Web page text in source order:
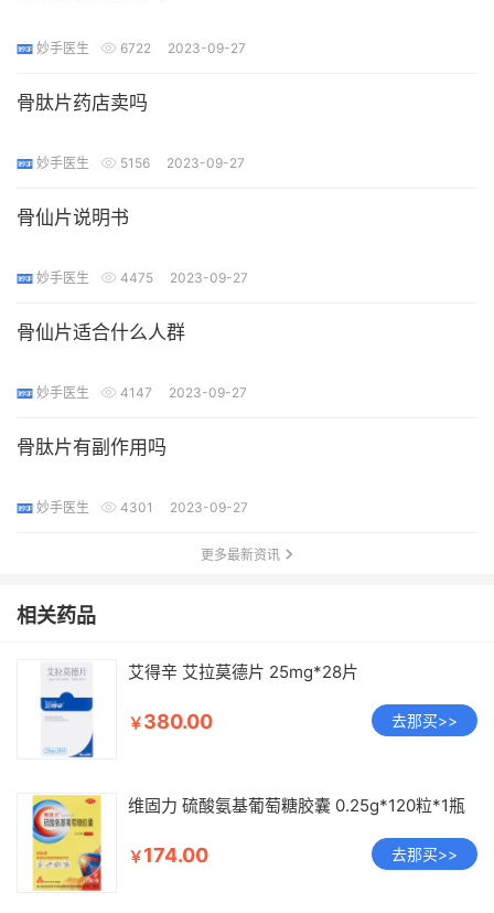
妙手医生 6722 2023-09-27
骨肽片药店卖吗
妙手医生 5156 2023-09-27
骨仙片说明书
妙手医生 4475 2023-09-27
骨仙片适合什么人群
妙手医生 4147 2023-09-27
骨肽片有副作用吗
妙手医生 4301 2023-09-27
更多最新资讯
相关药品
艾得辛 艾拉莫德片 25mg*28片
￥380.00 去那买>>
维固力 硫酸氨基葡萄糖胶囊 0.25g*120粒*1瓶
￥174.00 去那买>>